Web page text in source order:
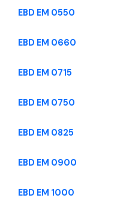
EBD EM 0550
EBD EM 0660
EBD EM 0715
EBD EM 0750
EBD EM 0825
EBD EM 0900
EBD EM 1000